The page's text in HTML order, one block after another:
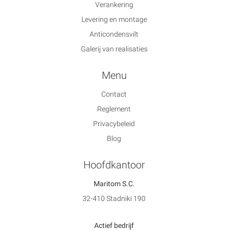
Verankering
Levering en montage
Anticondensvilt
Galerij van realisaties
Menu
Contact
Reglement
Privacybeleid
Blog
Hoofdkantoor
Maritom S.C.
32-410 Stadniki 190
Actief bedrijf